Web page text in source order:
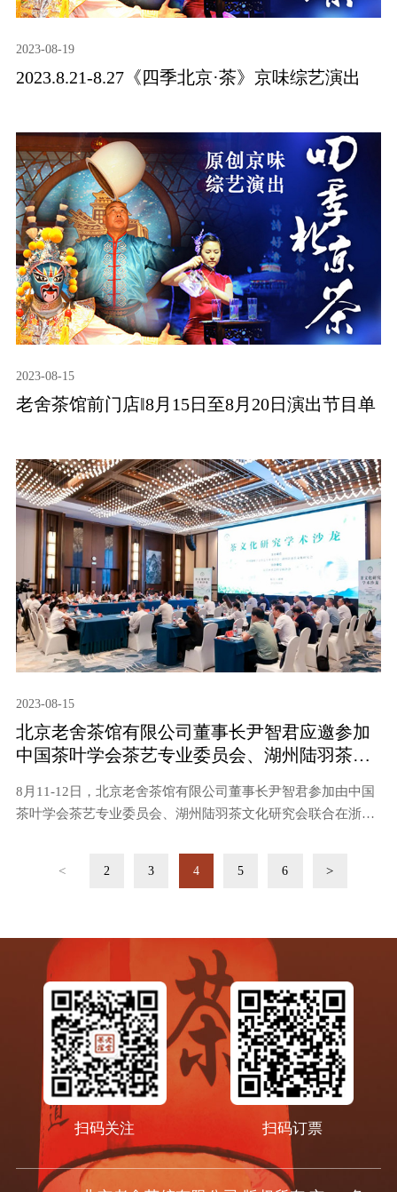
2023-08-19
2023.8.21-8.27《四季北京·茶》京味综艺演出
2023-08-15
老舍茶馆前门店‖8月15日至8月20日演出节目单
2023-08-15
北京老舍茶馆有限公司董事长尹智君应邀参加
中国茶叶学会茶艺专业委员会、湖州陆羽茶文
学术沙龙
8月11-12日，北京老舍茶馆有限公司董事长尹智君参加由中国
茶叶学会茶艺专业委员会、湖州陆羽茶文化研究会联合在浙江
<
2 3 4 5 6 >
扫码关注 扫码订票